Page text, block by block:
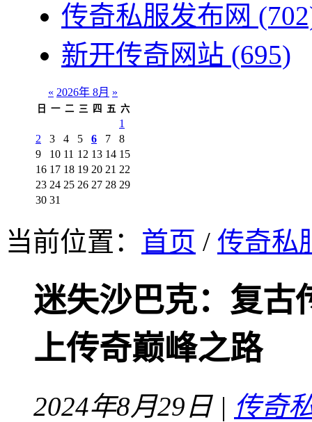
传奇私服发布网
新开传奇网站 (695)
« 2026年 8月 »
日 一 二 三 四 五 六
1
2
3 4 5 6 7
8
9
10 11 12 13 14 15
16 17 18 19 20 21 22
23 24 25 26 27 28 29
30 31
当前位置： 首页 / 传奇私
迷失沙巴克：复古
上传奇巅峰之路
2024年8月29日 | 传奇